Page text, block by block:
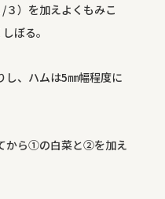
３）を加えよくもみこ
ぼる。
し、ハムは5㎜幅程度に
から①の白菜と②を加え